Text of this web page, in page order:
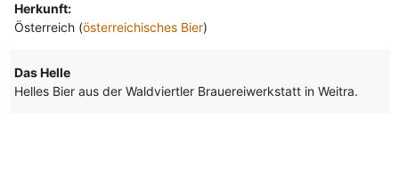
Herkunft:
Österreich (österreichisches Bier)
Das Helle
Helles Bier aus der Waldviertler Brauereiwerkstatt in Weitra.